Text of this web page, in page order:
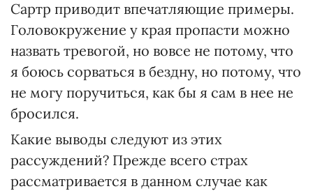
Сартр приводит впечатляющие примеры.
Головокружение у края пропасти можно
назвать тревогой, но вовсе не потому, что
я боюсь сорваться в бездну, но потому, что
не могу поручиться, как бы я сам в нее не
бросился.
Какие выводы следуют из этих
рассуждений? Прежде всего страх
рассматривается в данном случае как